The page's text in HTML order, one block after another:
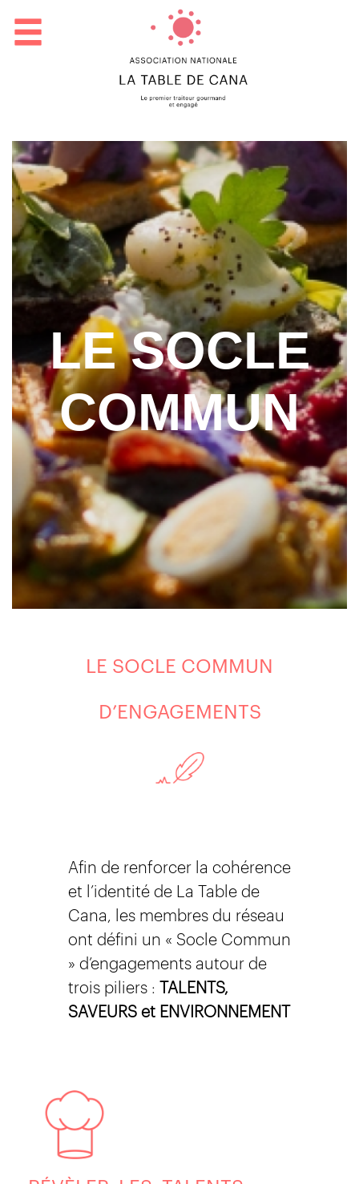
LE SOCLE
COMMUN
LE SOCLE COMMUN
D’ENGAGEMENTS
Afin de renforcer la cohérence
et l’identité de La Table de
Cana, les membres du réseau
ont défini un « Socle Commun
» d’engagements autour de
trois piliers : TALENTS,
SAVEURS et ENVIRONNEMENT